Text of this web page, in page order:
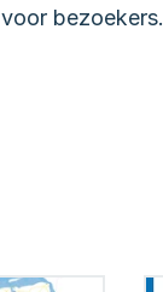
bezoekers.